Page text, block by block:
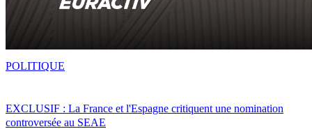
EXCLUSIF : La France et l'Espagne critiquent une nomination
controversée au SEAE
POLITIQUE